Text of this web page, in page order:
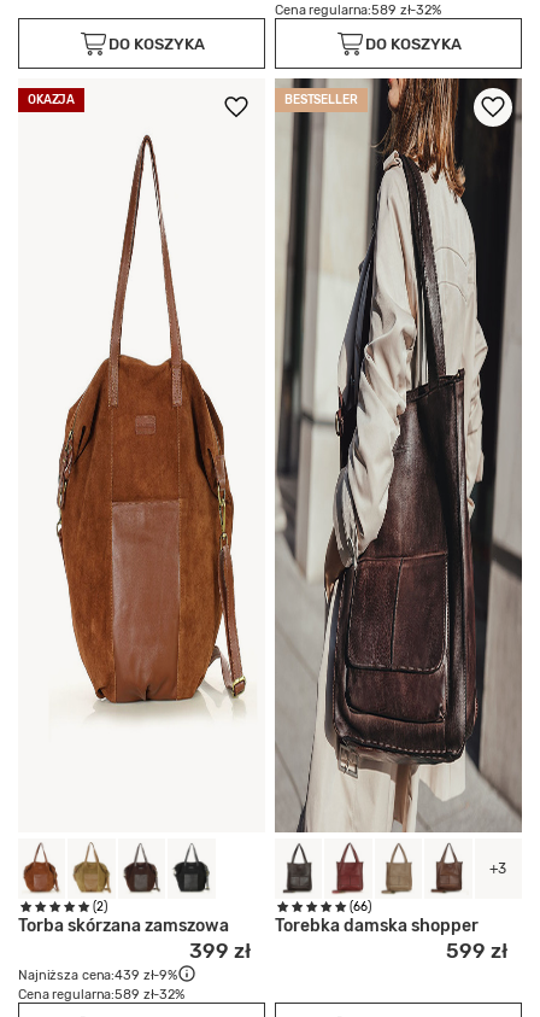
DO KOSZYKA
Cena regularna:589 zł-32%
DO KOSZYKA
OKAZJA
(2)
Torba skórzana zamszowa
399 zł
Najniższa cena:439 zł-9%
Cena regularna:589 zł-32%
BESTSELLER
+3
(66)
Torebka damska shopper
599 zł